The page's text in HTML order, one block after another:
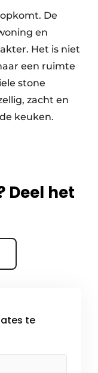
De
en
Het is niet
een ruimte
stone
zacht en
keuken.
Deel het
te